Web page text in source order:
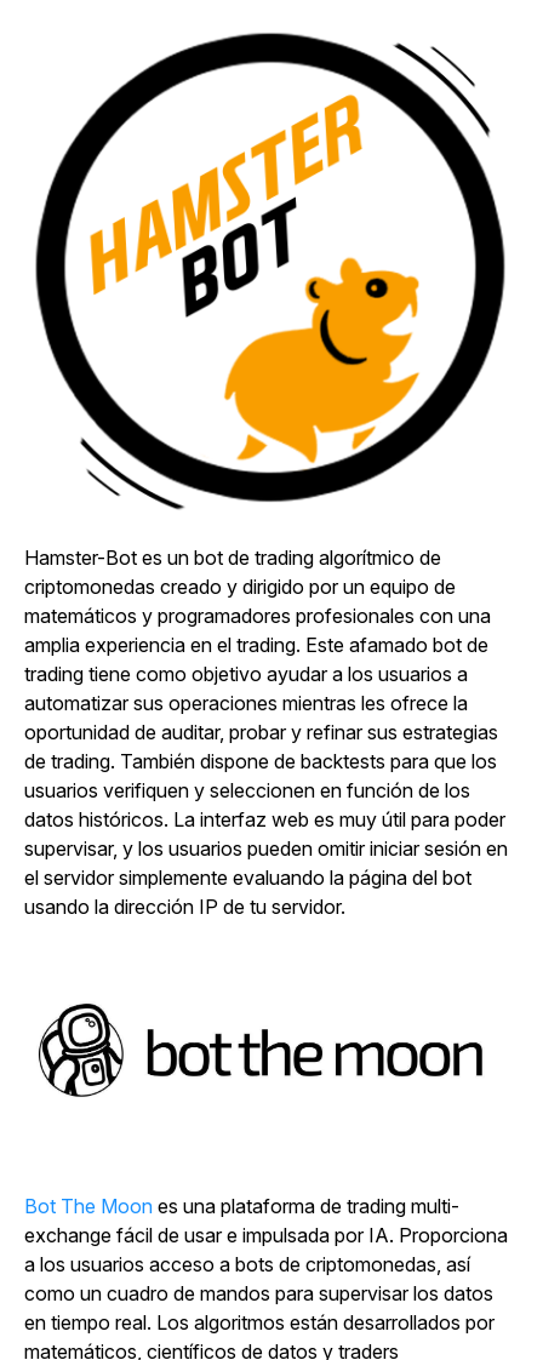
Hamster-Bot es un bot de trading algorítmico de
criptomonedas creado y dirigido por un equipo de
matemáticos y programadores profesionales con una
amplia experiencia en el trading. Este afamado bot de
trading tiene como objetivo ayudar a los usuarios a
automatizar sus operaciones mientras les ofrece la
oportunidad de auditar, probar y refinar sus estrategias
de trading. También dispone de backtests para que los
usuarios verifiquen y seleccionen en función de los
datos históricos. La interfaz web es muy útil para poder
supervisar, y los usuarios pueden omitir iniciar sesión en
el servidor simplemente evaluando la página del bot
usando la dirección IP de tu servidor.
Bot The Moon es una plataforma de trading multi-
exchange fácil de usar e impulsada por IA. Proporciona
a los usuarios acceso a bots de criptomonedas, así
como un cuadro de mandos para supervisar los datos
en tiempo real. Los algoritmos están desarrollados por
matemáticos, científicos de datos y traders